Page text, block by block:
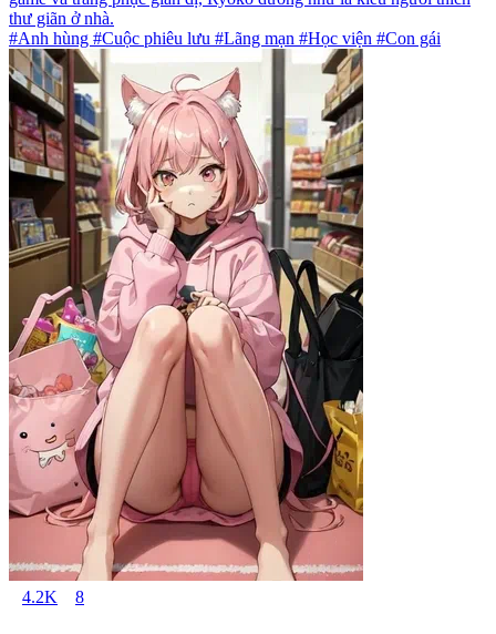
thư giãn ở nhà.
#Anh hùng #Cuộc phiêu lưu #Lãng mạn #Học viện #Con gái
4.2K 8